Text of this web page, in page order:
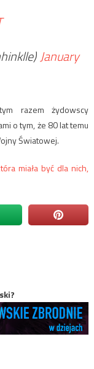
January
razem żydowscy
o tym, że 80 lat temu
Światowej.
miała być dla nich,